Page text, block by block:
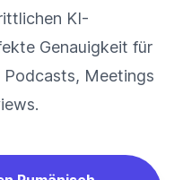
KI-
Genauigkeit für
Meetings